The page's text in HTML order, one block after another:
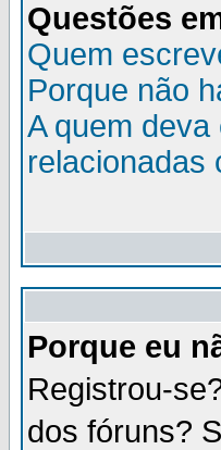
Questões
Quem
Porque não
A quem
relacionadas
Porque eu
Registrou-
dos fóruns?